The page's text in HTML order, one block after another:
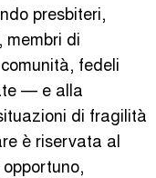
presbiteri,
membri di
fedeli
— e alla
di fragilità
è riservata al